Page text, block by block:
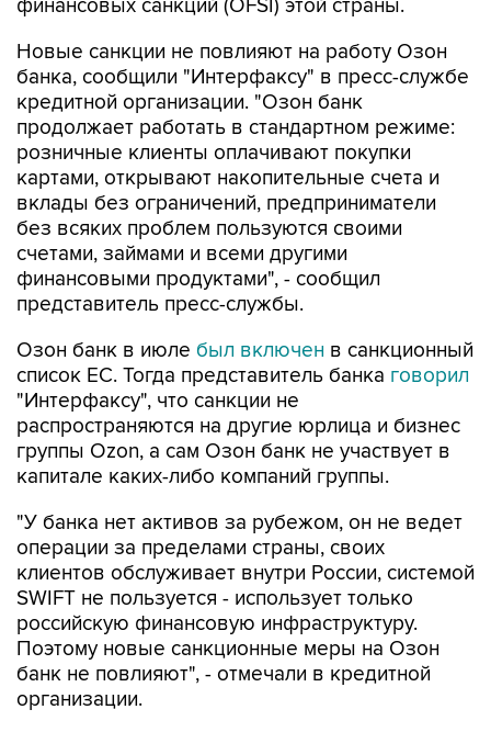
финансовых санкций (OFSI) этой страны.
Новые санкции не повлияют на работу Озон
банка, сообщили "Интерфаксу" в пресс-службе
кредитной организации. "Озон банк
продолжает работать в стандартном режиме:
розничные клиенты оплачивают покупки
картами, открывают накопительные счета и
вклады без ограничений, предприниматели
без всяких проблем пользуются своими
счетами, займами и всеми другими
финансовыми продуктами", - сообщил
представитель пресс-службы.
Озон банк в июле был включен в санкционный
список ЕС. Тогда представитель банка говорил
"Интерфаксу", что санкции не
распространяются на другие юрлица и бизнес
группы Ozon, а сам Озон банк не участвует в
капитале каких-либо компаний группы.
"У банка нет активов за рубежом, он не ведет
операции за пределами страны, своих
клиентов обслуживает внутри России, системой
SWIFT не пользуется - использует только
российскую финансовую инфраструктуру.
Поэтому новые санкционные меры на Озон
банк не повлияют", - отмечали в кредитной
организации.